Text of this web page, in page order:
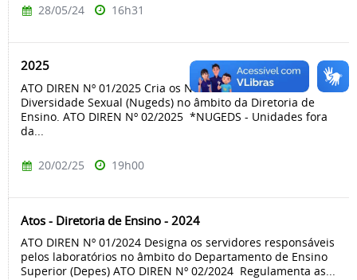
28/05/24 16h31
2025
ATO DIREN Nº 01/2025 Cria os Núcleos de Gênero e
Diversidade Sexual (Nugeds) no âmbito da Diretoria de
Ensino. ATO DIREN Nº 02/2025 *NUGEDS - Unidades fora
da...
20/02/25 19h00
Atos - Diretoria de Ensino - 2024
ATO DIREN Nº 01/2024 Designa os servidores responsáveis
pelos laboratórios no âmbito do Departamento de Ensino
Superior (Depes) ATO DIREN Nº 02/2024 Regulamenta as...